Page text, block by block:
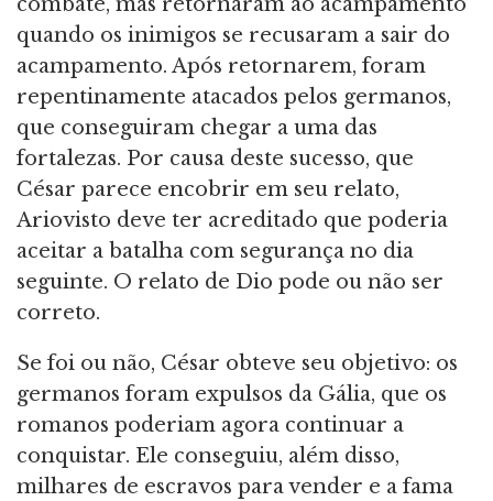
quando os inimigos se recusaram a sair do
acampamento. Após retornarem, foram
repentinamente atacados pelos germanos,
que conseguiram chegar a uma das
fortalezas. Por causa deste sucesso, que
César parece encobrir em seu relato,
Ariovisto deve ter acreditado que poderia
aceitar a batalha com segurança no dia
seguinte. O relato de Dio pode ou não ser
correto.
Se foi ou não, César obteve seu objetivo: os
germanos foram expulsos da Gália, que os
romanos poderiam agora continuar a
conquistar. Ele conseguiu, além disso,
milhares de escravos para vender e a fama